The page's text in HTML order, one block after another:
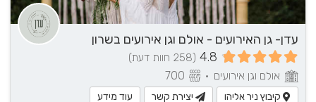
עדן- גן האירועים - אולם וגן אירועים בשרון
4.8 (258 חוות דעת)
אולם וגן אירועים •
קיבוץ ניר אליהו יצירת קשר עוד מידע